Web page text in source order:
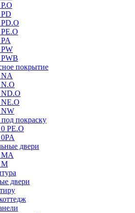
покрытие
NW
покраску
PE.O
двери
M
двери